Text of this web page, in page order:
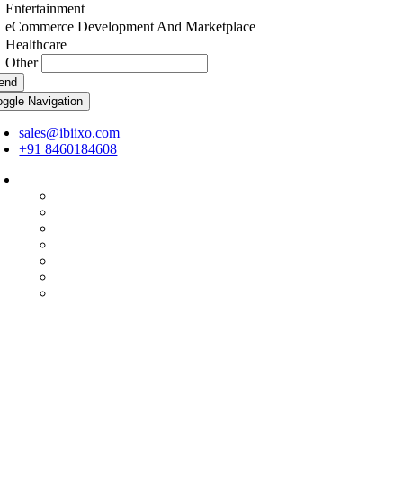
Entertainment
eCommerce Development And Marketplace
Healthcare
Other
Navigation
sales@ibiixo.com
+91 8460184608